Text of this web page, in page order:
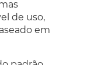
de uso,
em